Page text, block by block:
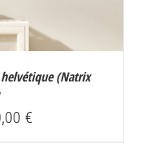
(Natrix
€Plage